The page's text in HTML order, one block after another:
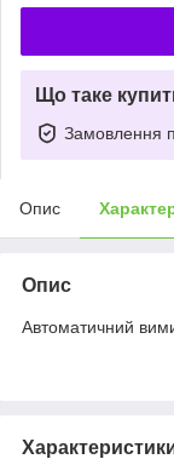
Що таке
Замовлення
Опис
Опис
Автоматичний